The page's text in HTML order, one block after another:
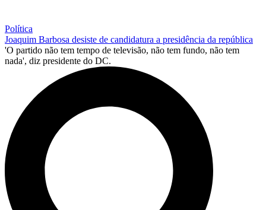
Política
Joaquim Barbosa desiste de candidatura a presidência da república
'O partido não tem tempo de televisão, não tem fundo, não tem
nada', diz presidente do DC.